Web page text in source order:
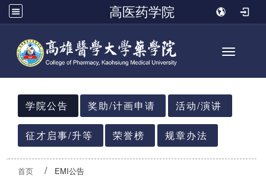
高医药学院
Toggle
:::
学院公告
奖助/计画申请 活动/演讲
征才启事/升等 荣誉榜 规章办法
首页 EMI公告